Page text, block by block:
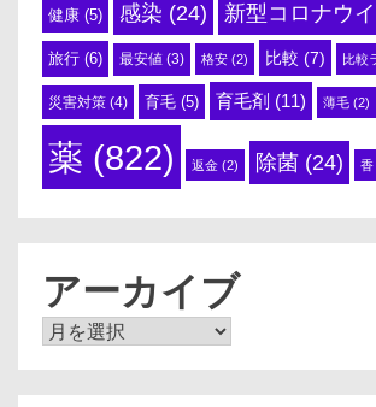
健康 (5) 感染 (24) 新型コロナウ
旅行 (6) 最安値 (3) 格安 (2) 比較 (7) 比較
災害対策 (4) 育毛 (5) 育毛剤 (11) 薄毛 (2)
薬 (822) 返金 (2) 除菌 (24) 香
アーカイブ
ア